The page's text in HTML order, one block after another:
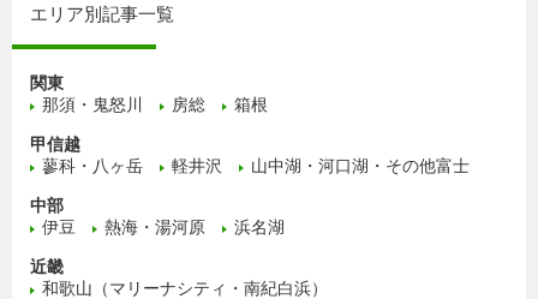
エリア別記事一覧
関東
那須・鬼怒川
房総 箱根
甲信越
蓼科・八ヶ岳
軽井沢 山中湖・河口湖・その他富士
中部
伊豆
熱海・湯河原 浜名湖
近畿
和歌山（マリーナシティ・南紀白浜）